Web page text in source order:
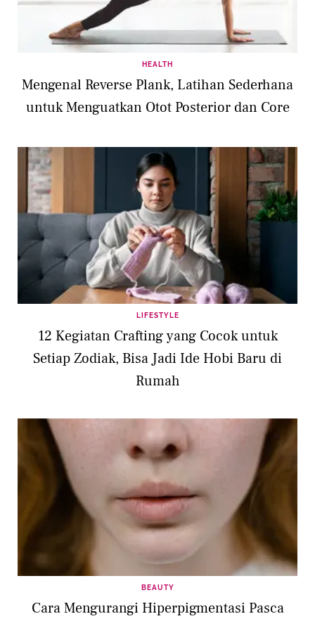
HEALTH
Mengenal Reverse Plank, Latihan Sederhana
untuk Menguatkan Otot Posterior dan Core
LIFESTYLE
12 Kegiatan Crafting yang Cocok untuk
Setiap Zodiak, Bisa Jadi Ide Hobi Baru di
Rumah
BEAUTY
Cara Mengurangi Hiperpigmentasi Pasca